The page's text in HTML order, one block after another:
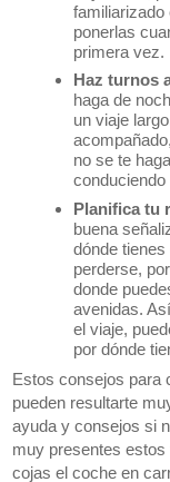
ponerlas
primera vez.
Haz turnos
haga de
un viaje
no se te
Planifica tu
buena
dónde
perderse,
donde
avenidas.
el viaje,
por dónde
Estos consejos para
pueden resultarte
ayuda y consejos si
muy presentes
cojas el coche en